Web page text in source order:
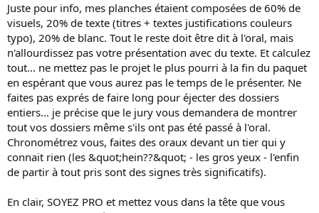
Juste pour info, mes planches étaient composées de 60% de
visuels, 20% de texte (titres + textes justifications couleurs
typo), 20% de blanc. Tout le reste doit être dit à l'oral, mais
n'allourdissez pas votre présentation avec du texte. Et calculez
tout... ne mettez pas le projet le plus pourri à la fin du paquet
en espérant que vous aurez pas le temps de le présenter. Ne
faites pas exprés de faire long pour éjecter des dossiers
entiers... je précise que le jury vous demandera de montrer
tout vos dossiers même s'ils ont pas été passé à l'oral.
Chronométrez vous, faites des oraux devant un tier qui y
connait rien (les &quot;hein??&quot; - les gros yeux - l'enfin
de partir à tout pris sont des signes très significatifs).
En clair, SOYEZ PRO et mettez vous dans la tête que vous